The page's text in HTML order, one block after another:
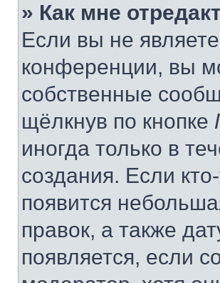
» Как мне
Если вы не
конференции, вы
собственные
щёлкнув по кнопке
иногда только в
создания. Если
появится
правок, а также
появляется, если